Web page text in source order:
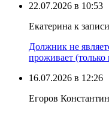
22.07.2026 в 10:53
Екатерина к записи
Должник не
проживает
16.07.2026 в 12:26
Егоров